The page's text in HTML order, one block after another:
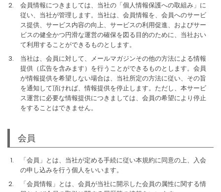
会員情報につきましては、当社の「個人情報保護への取組み」に
従い、当社が管理します。当社は、会員情報を、会員へのサービ
ス提供、サービス内容の向上、サービスの利用促進、およびサー
ビスの健全かつ円滑な運営の確保を図る目的のために、当社おい
て利用することができるものとします。
当社は、会員に対して、メールマガジンその他の方法による情報
提供（広告を含みます）を行うことができるものとします。会員
が情報提供を希望しない場合は、当社所定の方法に従い、その旨
を通知して頂ければ、情報提供を停止します。ただし、本サービ
ス運営に必要な情報提供につきましては、会員の希望により停止
をすることはできません。
会員
「会員」とは、当社が定める手続に従い本規約に同意の上、入会
の申し込みを行う個人をいいます。
「会員情報」とは、会員が当社に開示した会員の属性に関する情